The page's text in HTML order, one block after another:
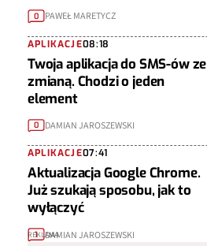
0 PAWEŁ MARETYCZ
APLIKACJE08:18
Twoja aplikacja do SMS-ów ze
zmianą. Chodzi o jeden
element
0 DAMIAN JAROSZEWSKI
APLIKACJE07:41
Aktualizacja Google Chrome.
Już szukają sposobu, jak to
wyłączyć
1 DAMIAN JAROSZEWSKI